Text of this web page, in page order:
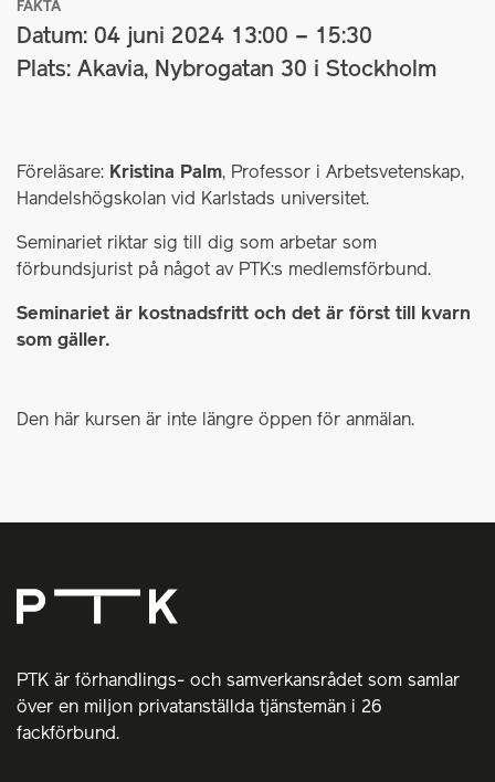
FAKTA
Datum: 04 juni 2024 13:00 – 15:30
Plats: Akavia, Nybrogatan 30 i Stockholm
Föreläsare: Kristina Palm, Professor i Arbetsvetenskap,
Handelshögskolan vid Karlstads universitet.
Seminariet riktar sig till dig som arbetar som
förbundsjurist på något av PTK:s medlemsförbund.
Seminariet är kostnadsfritt och det är först till kvarn
som gäller.
Den här kursen är inte längre öppen för anmälan.
PTK är förhandlings- och samverkansrådet som samlar
över en miljon privatanställda tjänstemän i 26
fackförbund.